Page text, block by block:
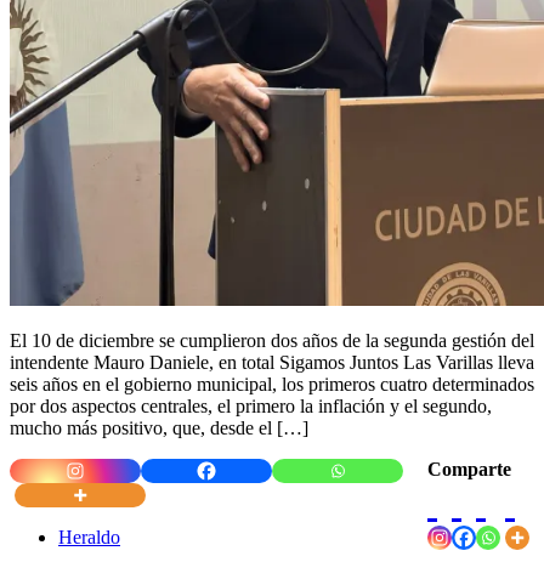
El 10 de diciembre se cumplieron dos años de la segunda gestión del
intendente Mauro Daniele, en total Sigamos Juntos Las Varillas lleva
seis años en el gobierno municipal, los primeros cuatro determinados
por dos aspectos centrales, el primero la inflación y el segundo,
mucho más positivo, que, desde el […]
Comparte
Heraldo